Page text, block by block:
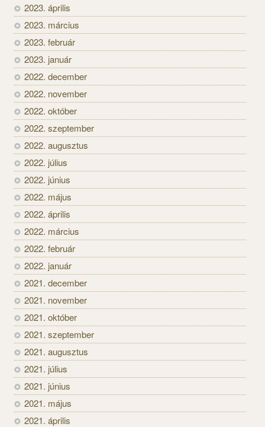
2023. április
2023. március
2023. február
2023. január
2022. december
2022. november
2022. október
2022. szeptember
2022. augusztus
2022. július
2022. június
2022. május
2022. április
2022. március
2022. február
2022. január
2021. december
2021. november
2021. október
2021. szeptember
2021. augusztus
2021. július
2021. június
2021. május
2021. április